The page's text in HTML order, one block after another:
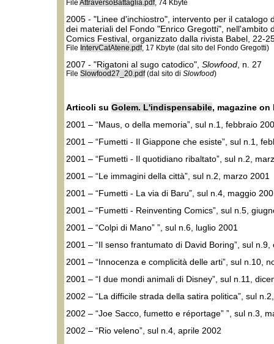
File AttraversoBattaglia.pdf, 74 Kbyte
2005 - "Linee d'inchiostro", intervento per il catalogo
dei materiali del Fondo "Enrico Gregotti", nell'ambito
Comics Festival, organizzato dalla rivista Babel, 22-
File IntervCatAtene.pdf, 17 Kbyte (dal sito del Fondo Gregotti)
2007 - "Rigatoni al sugo catodico", Slowfood , n. 27
File Slowfood27_20.pdf(dal sito di Slowfood)
Articoli su Golem. L'indispensabile, magazine on
2001 – “Maus, o della memoria”, sul n.1, febbraio
2001 – “Fumetti - Il Giappone che esiste”, sul n.1,
2001 – “Fumetti - Il quotidiano ribaltato”, sul n.2,
2001 – “Le immagini della città”, sul n.2, marzo 2001
2001 – “Fumetti - La via di Baru”, sul n.4, maggio
2001 – “Fumetti - Reinventing Comics”, sul n.5,
2001 – “Colpi di Mano” ”, sul n.6, luglio 2001
2001 – “Il senso frantumato di David Boring”, sul
2001 – “Innocenza e complicità delle arti”, sul n.10,
2001 – “I due mondi animali di Disney”, sul n.11,
2002 – “La difficile strada della satira politica”, sul
2002 – “Joe Sacco, fumetto e réportage” ”, sul n.3,
2002 – “Rio veleno”, sul n.4, aprile 2002